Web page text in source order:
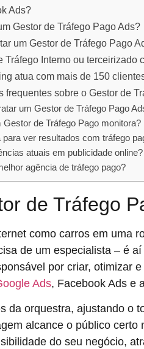
Ads?
Gestor de Tráfego Pago Ads?
um Gestor de Tráfego Pago
Tráfego Interno ou terceirizado
atua com mais de 150
frequentes sobre o Gestor de
um Gestor de Tráfego Pago
de Tráfego Pago monitora?
ver resultados com tráfego
atuais em publicidade online?
agência de tráfego pago?
de Tráfego
como carros em uma
de um especialista – é
por criar, otimizar
Ads, Facebook Ads e
da orquestra, ajustando o
alcance o público
do seu negócio,